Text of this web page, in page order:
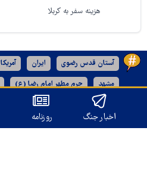
هزینه سفر به کربلا
آستان قدس رضوی ایران آمریکا
مشهد حرم مطهر امام رضا (ع)
رژیم صهیونیستی
اخبار جنگ روزنامه